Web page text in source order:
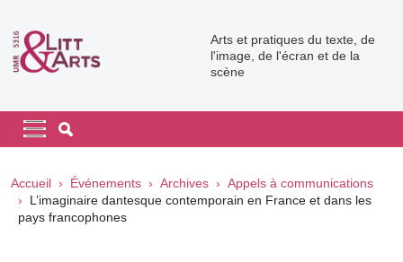
Arts et pratiques du texte, de
l'image, de l'écran et de la
scène
Navigation principale
Navigation principale mobile
Fil d'Ariane
Accueil Événements Archives
Appels à communications
L’imaginaire dantesque contemporain en France et dans les
pays francophones